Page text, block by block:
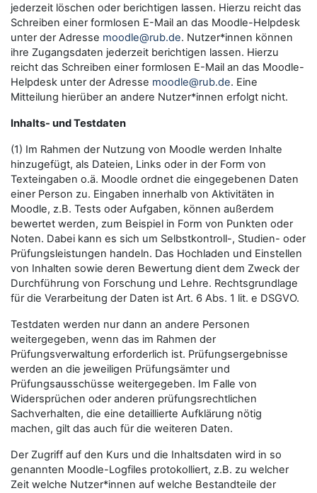
jederzeit löschen oder berichtigen lassen. Hierzu reicht das
Schreiben einer formlosen E-Mail an das Moodle-Helpdesk
unter der Adresse moodle@rub.de. Nutzer*innen können
ihre Zugangsdaten jederzeit berichtigen lassen. Hierzu
reicht das Schreiben einer formlosen E-Mail an das Moodle-
Helpdesk unter der Adresse moodle@rub.de. Eine
Mitteilung hierüber an andere Nutzer*innen erfolgt nicht.
Inhalts- und Testdaten
(1) Im Rahmen der Nutzung von Moodle werden Inhalte
hinzugefügt, als Dateien, Links oder in der Form von
Texteingaben o.ä. Moodle ordnet die eingegebenen Daten
einer Person zu. Eingaben innerhalb von Aktivitäten in
Moodle, z.B. Tests oder Aufgaben, können außerdem
bewertet werden, zum Beispiel in Form von Punkten oder
Noten. Dabei kann es sich um Selbstkontroll-, Studien- oder
Prüfungsleistungen handeln. Das Hochladen und Einstellen
von Inhalten sowie deren Bewertung dient dem Zweck der
Durchführung von Forschung und Lehre. Rechtsgrundlage
für die Verarbeitung der Daten ist Art. 6 Abs. 1 lit. e DSGVO.
Testdaten werden nur dann an andere Personen
weitergegeben, wenn das im Rahmen der
Prüfungsverwaltung erforderlich ist. Prüfungsergebnisse
werden an die jeweiligen Prüfungsämter und
Prüfungsausschüsse weitergegeben. Im Falle von
Widersprüchen oder anderen prüfungsrechtlichen
Sachverhalten, die eine detaillierte Aufklärung nötig
machen, gilt das auch für die weiteren Daten.
Der Zugriff auf den Kurs und die Inhaltsdaten wird in so
genannten Moodle-Logfiles protokolliert, z.B. zu welcher
Zeit welche Nutzer*innen auf welche Bestandteile der